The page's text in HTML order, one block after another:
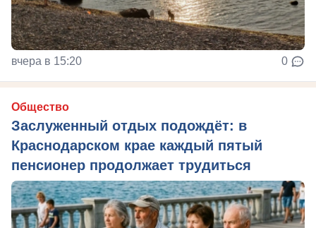
вчера в 15:20 0
Общество
Заслуженный отдых подождёт: в
Краснодарском крае каждый пятый
пенсионер продолжает трудиться